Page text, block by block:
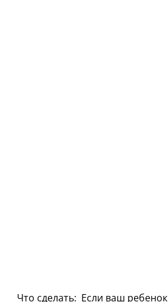
Что сделать: Если ваш ребенок